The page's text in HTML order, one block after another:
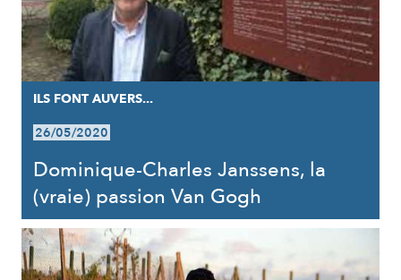
ILS FONT AUVERS...
26/05/2020
Dominique-Charles Janssens, la
(vraie) passion Van Gogh